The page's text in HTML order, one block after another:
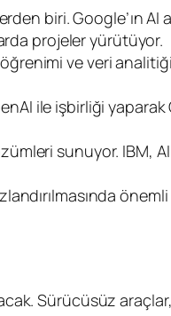
biri. Google’ın AI
projeler yürütüyor.
ve veri
ile işbirliği yaparak
sunuyor. IBM,
Sürücüsüz